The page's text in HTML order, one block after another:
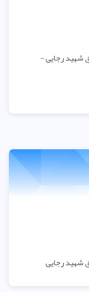
شهید رجایی -
شهید رجایی